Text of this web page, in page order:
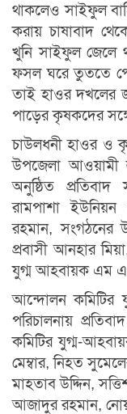
থাকলেও সাইফুল
করায় চাষাবাদ
খুনি সাইফুল জেলে
ফসল ঘরে তুততে
তাই হাওর দখলের
পাড়ের কৃষকদের
চাউলধনী হাওর ও
উপজেলা আওয়ামী
অনুষ্ঠিত
রামপাশা
রহমান, সংগঠনের
প্রবাসী আনহার
যুগ্ম আহবায়ক এম এ
আন্দোলন কমিটির
পরিচালনায়
কমিটির যুগ্ম-
মেম্বার, নিহত
মাহতাব উদ্দিন,
আজাদুর রহমান,